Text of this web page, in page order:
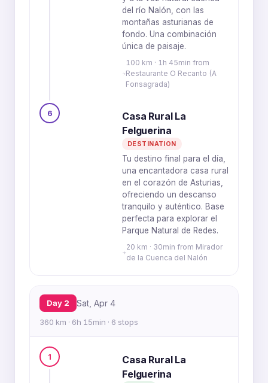
del río Nalón, con las
montañas asturianas de
fondo. Una combinación
única de paisaje.
100 km · 1h 45min from
Restaurante O Recanto (A
Fonsagrada)
6
Casa Rural La
Felguerina
DESTINATION
Tu destino final para el día,
una encantadora casa rural
en el corazón de Asturias,
ofreciendo un descanso
tranquilo y auténtico. Base
perfecta para explorar el
Parque Natural de Redes.
20 km · 30min from Mirador
de la Cuenca del Nalón
Day 2 Sat, Apr 4
360 km · 6h 15min · 6 stops
1
Casa Rural La
Felguerina